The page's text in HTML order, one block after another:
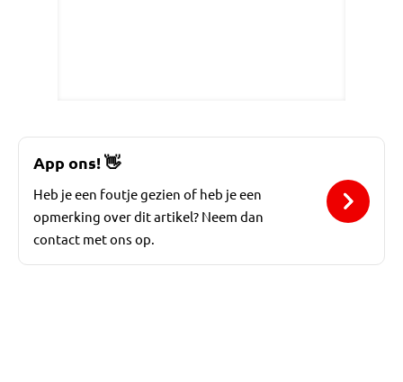
App ons!👋
Heb je een foutje gezien of heb je een
opmerking over dit artikel? Neem dan
contact met ons op.